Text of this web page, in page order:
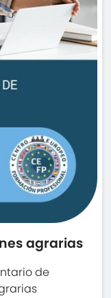
agrarias
de